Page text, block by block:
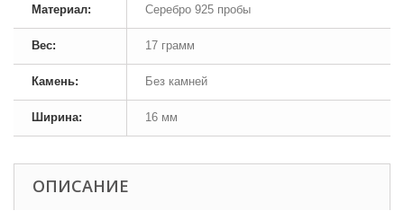
Материал: Серебро 925 пробы
Вес: 17 грамм
Камень: Без камней
Ширина: 16 мм
ОПИСАНИЕ